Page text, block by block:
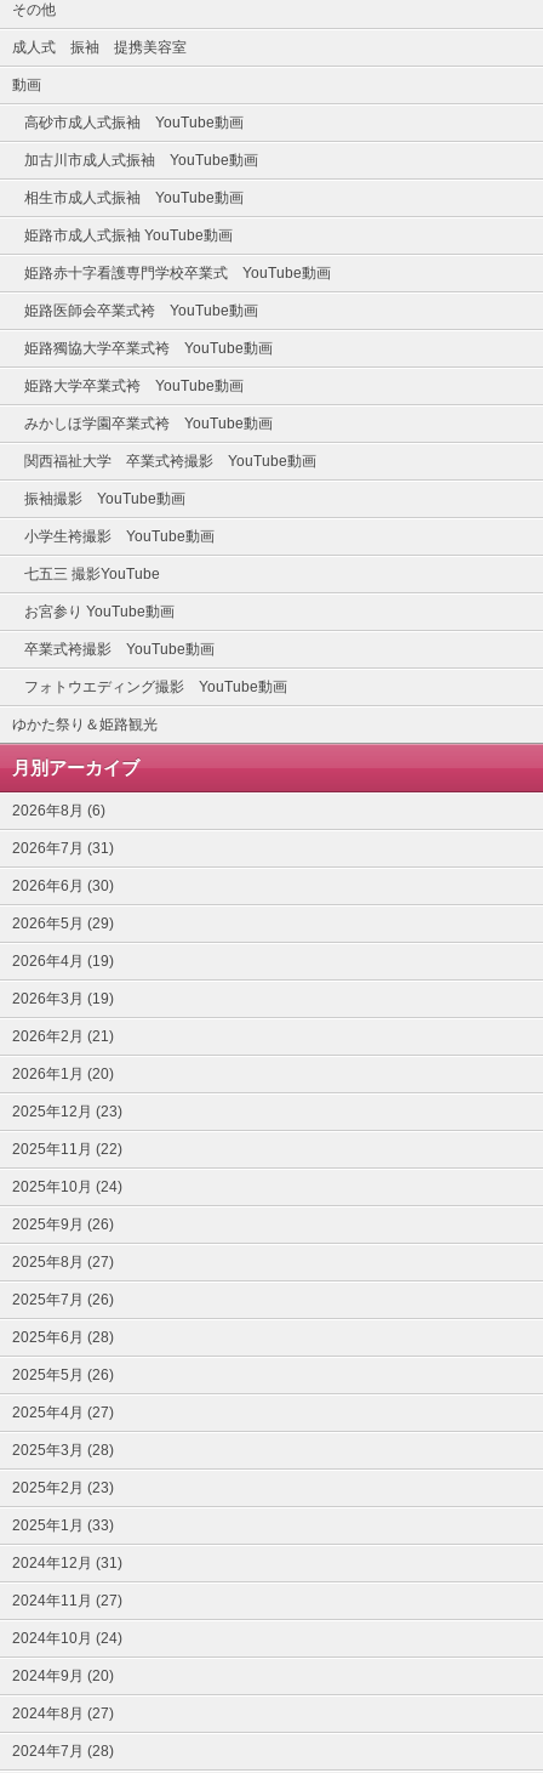
その他
成人式 振袖 提携美容室
動画
高砂市成人式振袖 YouTube動画
加古川市成人式振袖 YouTube動画
相生市成人式振袖 YouTube動画
姫路市成人式振袖 YouTube動画
姫路赤十字看護専門学校卒業式 YouTube動画
姫路医師会卒業式袴 YouTube動画
姫路獨協大学卒業式袴 YouTube動画
姫路大学卒業式袴 YouTube動画
みかしほ学園卒業式袴 YouTube動画
関西福祉大学 卒業式袴撮影 YouTube動画
振袖撮影 YouTube動画
小学生袴撮影 YouTube動画
七五三 撮影YouTube
お宮参り YouTube動画
卒業式袴撮影 YouTube動画
フォトウエディング撮影 YouTube動画
ゆかた祭り＆姫路観光
月別アーカイブ
2026年8月 (6)
2026年7月 (31)
2026年6月 (30)
2026年5月 (29)
2026年4月 (19)
2026年3月 (19)
2026年2月 (21)
2026年1月 (20)
2025年12月 (23)
2025年11月 (22)
2025年10月 (24)
2025年9月 (26)
2025年8月 (27)
2025年7月 (26)
2025年6月 (28)
2025年5月 (26)
2025年4月 (27)
2025年3月 (28)
2025年2月 (23)
2025年1月 (33)
2024年12月 (31)
2024年11月 (27)
2024年10月 (24)
2024年9月 (20)
2024年8月 (27)
2024年7月 (28)